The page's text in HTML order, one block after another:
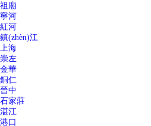
祖廟
寧河
紅河
鎮(zhèn)江
上海
崇左
金華
銅仁
晉中
石家莊
湛江
港口